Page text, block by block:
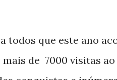
todos que este ano
de 7000 visitas